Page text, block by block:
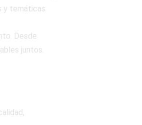
y temáticas.
Desde
juntos.